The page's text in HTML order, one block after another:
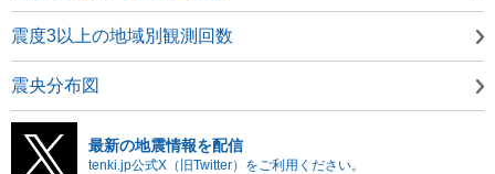
震度3以上の地域別観測回数
震央分布図
最新の地震情報を配信
tenki.jp公式X（旧Twitter）をご利用ください。